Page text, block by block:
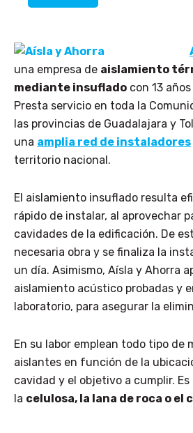
una empresa de aislamiento
mediante insuflado con 13
Presta servicio en toda la
las provincias de Guadalajara y
una amplia red de instaladores
territorio nacional.
El aislamiento insuflado resulta
rápido de instalar, al aprovechar
cavidades de la edificación. De
necesaria obra y se finaliza la
un día. Asimismo, Aísla y Ahorra
aislamiento acústico probadas y
laboratorio, para asegurar la
En su labor emplean todo tipo de
aislantes en función de la
cavidad y el objetivo a cumplir. Es
la celulosa, la lana de roca o el